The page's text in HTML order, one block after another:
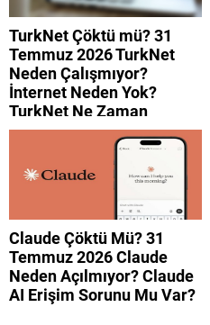
TurkNet Çöktü mü? 31
Temmuz 2026 TurkNet
Neden Çalışmıyor?
İnternet Neden Yok?
TurkNet Ne Zaman
Düzelecek?
Claude Çöktü Mü? 31
Temmuz 2026 Claude
Neden Açılmıyor? Claude
AI Erişim Sorunu Mu Var?